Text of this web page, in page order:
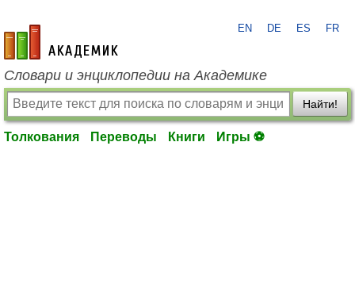
academic.ru
EN DE ES FR
Словари и энциклопедии на Академике
Найти!
Толкования Переводы Книги Игры ⚽